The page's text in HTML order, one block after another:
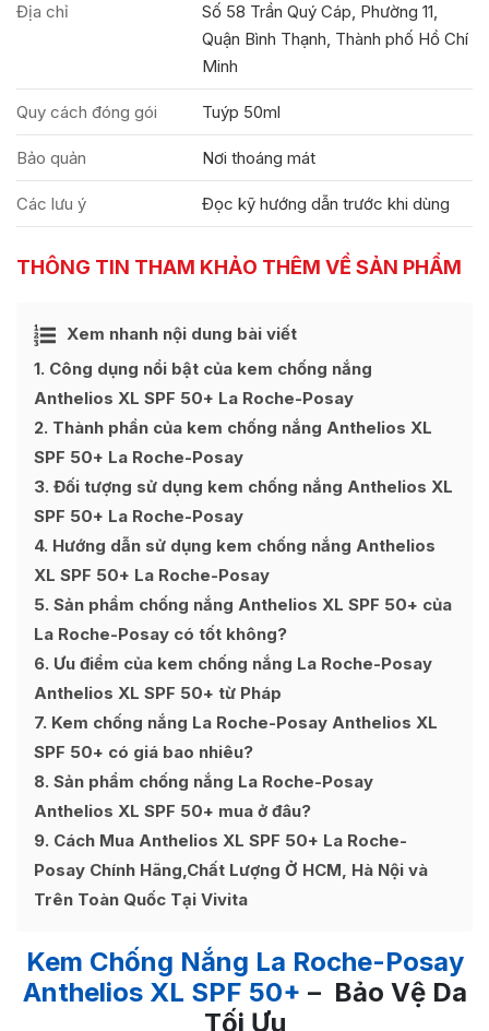
Địa chỉ
Số 58 Trần Quý Cáp, Phường 11,
Quận Bình Thạnh, Thành phố Hồ Chí
Minh
Quy cách đóng gói Tuýp 50ml
Bảo quản Nơi thoáng mát
Các lưu ý Đọc kỹ hướng dẫn trước khi dùng
THÔNG TIN THAM KHẢO THÊM VỀ SẢN PHẨM
Xem nhanh nội dung bài viết
Ẩn
1 Công dụng nổi bật của kem chống nắng
Anthelios XL SPF 50+ La Roche-Posay
2 Thành phần của kem chống nắng Anthelios XL
SPF 50+ La Roche-Posay
3 Đối tượng sử dụng kem chống nắng Anthelios XL
SPF 50+ La Roche-Posay
4 Hướng dẫn sử dụng kem chống nắng Anthelios
XL SPF 50+ La Roche-Posay
5 Sản phẩm chống nắng Anthelios XL SPF 50+ của
La Roche-Posay có tốt không?
6 Ưu điểm của kem chống nắng La Roche-Posay
Anthelios XL SPF 50+ từ Pháp
7 Kem chống nắng La Roche-Posay Anthelios XL
SPF 50+ có giá bao nhiêu?
8 Sản phẩm chống nắng La Roche-Posay
Anthelios XL SPF 50+ mua ở đâu?
9 Cách Mua Anthelios XL SPF 50+ La Roche-
Posay Chính Hãng,Chất Lượng Ở HCM, Hà Nội và
Trên Toàn Quốc Tại Vivita
Kem Chống Nắng La Roche-Posay
Anthelios XL SPF 50+ – Bảo Vệ Da
Tối Ưu